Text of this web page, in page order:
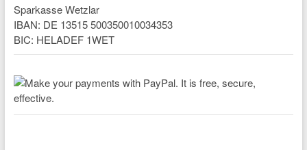
Sparkasse Wetzlar
IBAN: DE 13515 500350010034353
BIC: HELADEF 1WET